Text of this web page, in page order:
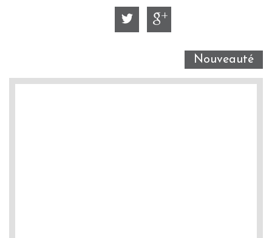
Nouveauté